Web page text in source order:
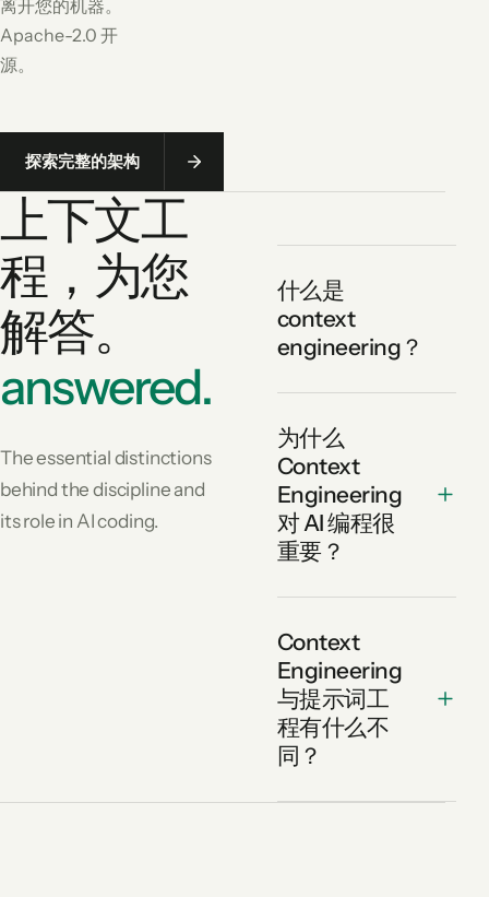
离开您的机器。
Apache-2.0 开
源。
探索完整的架构
上下文工
程，为您
解答。
answered.
The essential distinctions
behind the discipline and
its role in AI coding.
什么是
context
engineering？
为什么
Context
Engineering
对 AI 编程很
重要？
Context
Engineering
与提示词工
程有什么不
同？